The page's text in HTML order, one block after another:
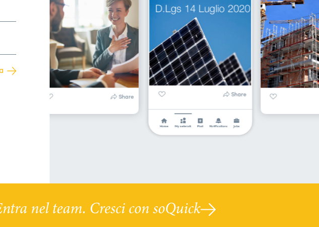
nel team. Cresci con soQuick